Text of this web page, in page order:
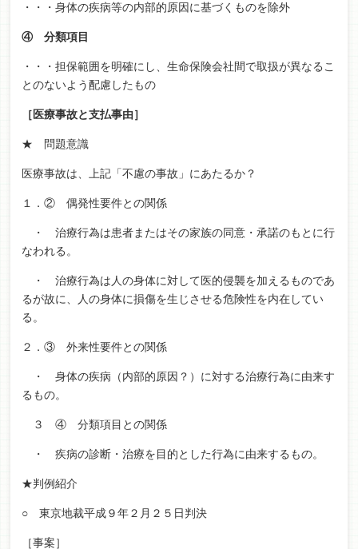
・・・身体の疾病等の内部的原因に基づくものを除外
④ 分類項目
・・・担保範囲を明確にし、生命保険会社間で取扱が異なるこ
とのないよう配慮したもの
［医療事故と支払事由］
★ 問題意識
医療事故は、上記「不慮の事故」にあたるか？
１．② 偶発性要件との関係
・ 治療行為は患者またはその家族の同意・承諾のもとに行
なわれる。
・ 治療行為は人の身体に対して医的侵襲を加えるものであ
るが故に、人の身体に損傷を生じさせる危険性を内在してい
る。
２．③ 外来性要件との関係
・ 身体の疾病（内部的原因？）に対する治療行為に由来す
るもの。
３ ④ 分類項目との関係
・ 疾病の診断・治療を目的とした行為に由来するもの。
★判例紹介
○ 東京地裁平成９年２月２５日判決
［事案］